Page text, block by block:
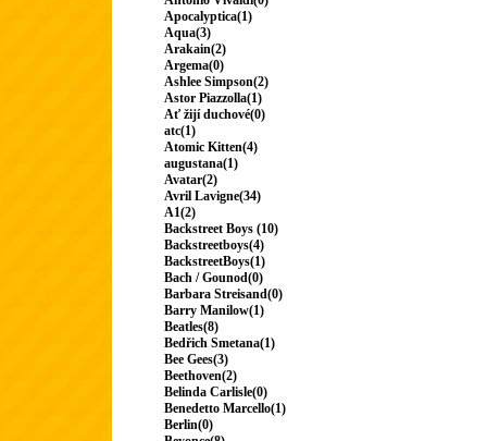
Apocalyptica(1)
Aqua(3)
Arakain(2)
Argema(0)
Ashlee Simpson(2)
Astor Piazzolla(1)
Ať žijí duchové(0)
atc(1)
Atomic Kitten(4)
augustana(1)
Avatar(2)
Avril Lavigne(34)
A1(2)
Backstreet Boys (10)
Backstreetboys(4)
BackstreetBoys(1)
Bach / Gounod(0)
Barbara Streisand(0)
Barry Manilow(1)
Beatles(8)
Bedřich Smetana(1)
Bee Gees(3)
Beethoven(2)
Belinda Carlisle(0)
Benedetto Marcello(1)
Berlin(0)